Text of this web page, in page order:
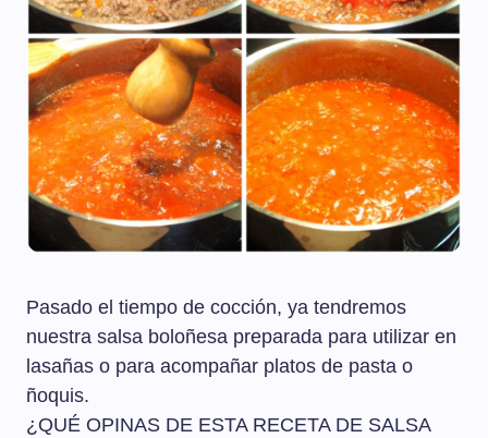
Pasado el tiempo de cocción, ya tendremos
nuestra salsa boloñesa preparada para utilizar en
lasañas o para acompañar platos de pasta o
ñoquis.
¿QUÉ OPINAS DE ESTA RECETA DE SALSA